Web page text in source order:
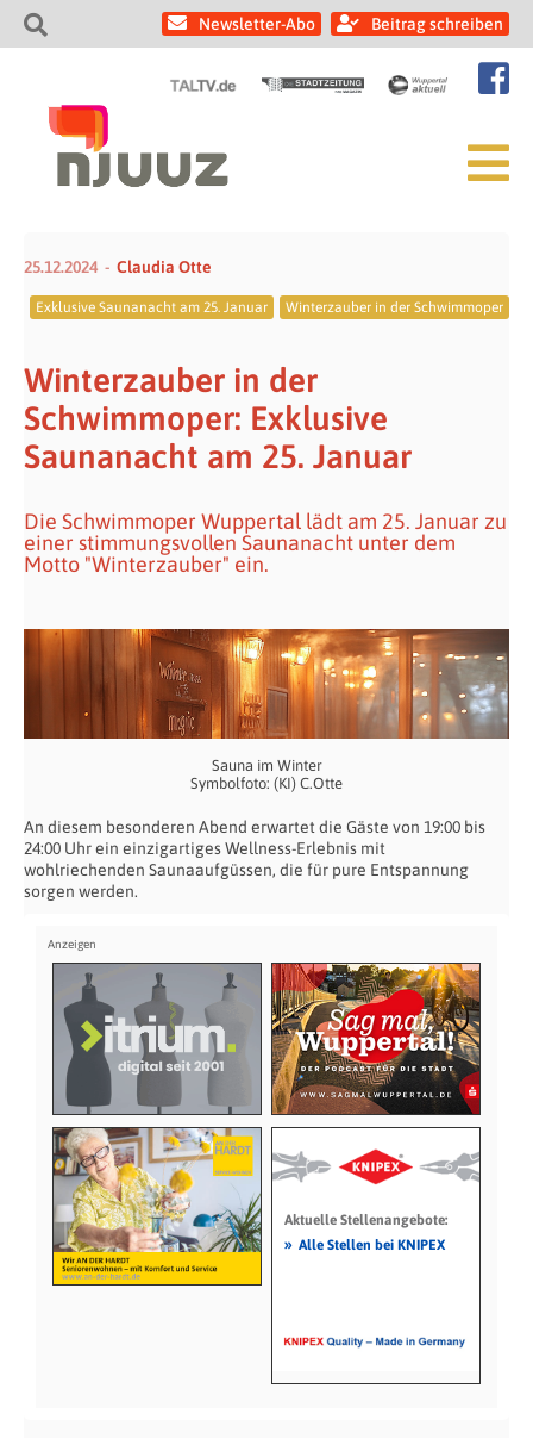
Newsletter-Abo Beitrag schreiben
25.12.2024 Claudia Otte
Exklusive Saunanacht am 25. Januar Winterzauber in der Schwimmoper
Winterzauber in der
Schwimmoper: Exklusive
Saunanacht am 25. Januar
Die Schwimmoper Wuppertal lädt am 25. Januar zu
einer stimmungsvollen Saunanacht unter dem
Motto "Winterzauber" ein.
Sauna im Winter
Symbolfoto: (KI) C.Otte
An diesem besonderen Abend erwartet die Gäste von 19:00 bis
24:00 Uhr ein einzigartiges Wellness-Erlebnis mit
wohlriechenden Saunaaufgüssen, die für pure Entspannung
sorgen werden.
Aktuelle Stellenangebote:
» Alle Stellen bei KNIPEX